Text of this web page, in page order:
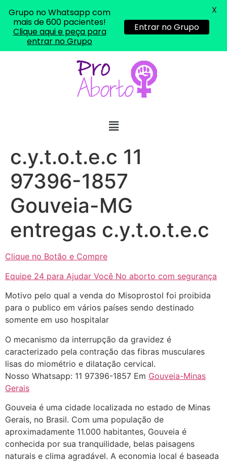
c.y.t.o.t.e.c 11
97396-1857
Gouveia-MG
entregas c.y.t.o.t.e.c
Clique no Botão e Compre
Equipe 24 para Ajudar Você No aborto com segurança
Motivo pelo qual a venda do Misoprostol foi proibida
para o publico em vários países sendo destinado
somente em uso hospitalar
O mecanismo da interrupção da gravidez é
caracterizado pela contração das fibras musculares
lisas do miométrio e dilatação cervical.
Nosso Whatsapp: 11 97396-1857 Em Gouveia-Minas
Gerais
Gouveia é uma cidade localizada no estado de Minas
Gerais, no Brasil. Com uma população de
aproximadamente 11.000 habitantes, Gouveia é
conhecida por sua tranquilidade, belas paisagens
naturais e clima agradável. A economia local é baseada
Grupo no Whatsapp com
mais de 600 pacientes!
Clique aqui e peça para
entrar no Grupo
Entrar no Grupo
X
... (1998989**** em
http://www.proaborto.com)
"só de ter dúvida já é uma
resposta" muito isso, disse tudo
22/05/2026 16:35:20
Helly
(1999997****
áreas mas psicologicamente p ter
sozinha nao estou
22/05/2026 17:09:20